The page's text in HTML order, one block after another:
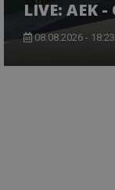
LIVE: ΑΕΚ
08.08.2026 - 18:23